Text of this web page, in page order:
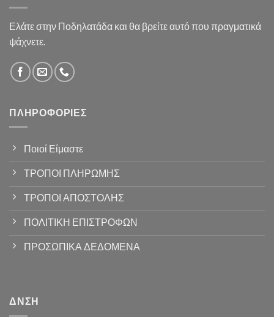
Ελάτε στην Ποδηλατάδα και θα βρείτε αυτό που πραγματικά
ψάχνετε.
ΠΛΗΡΟΦΟΡΊΕΣ
Ποιοί Είμαστε
ΤΡΟΠΟΙ ΠΛΗΡΩΜΗΣ
ΤΡΟΠΟΙ ΑΠΟΣΤΟΛΗΣ
ΠΟΛΙΤΙΚΗ ΕΠΙΣΤΡΟΦΩΝ
ΠΡΟΣΩΠΙΚΑ ΔΕΔΟΜΕΝΑ
ΔΝΣΗ